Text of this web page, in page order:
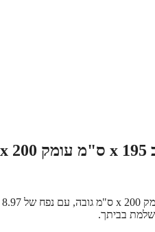
בביתך.